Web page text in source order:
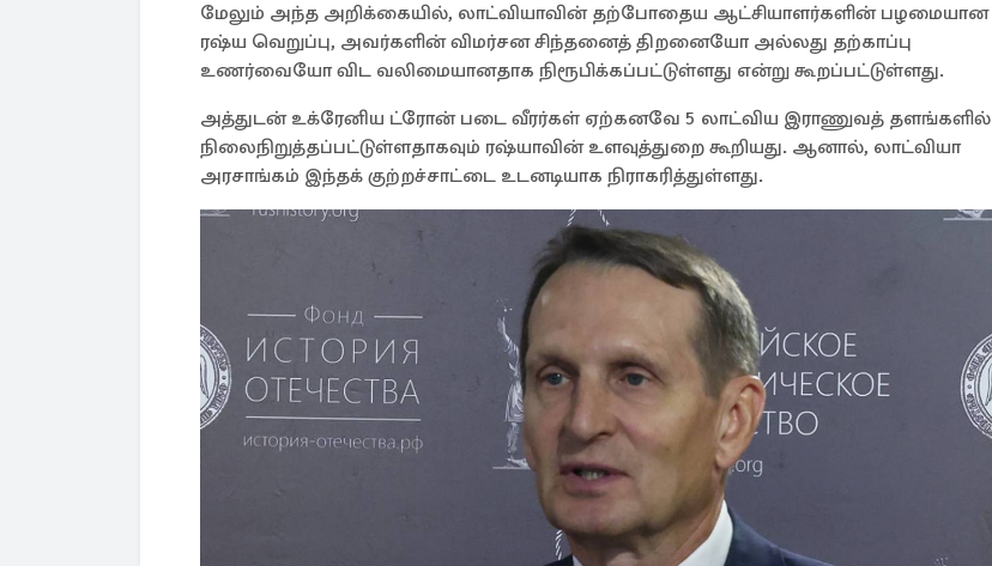
மேலும் அந்த அறிக்கையில், லாட்வியாவின் தற்போதைய ஆட்சியாளர்களின் பழமையான
ரஷ்ய வெறுப்பு, அவர்களின் விமர்சன சிந்தனைத் திறனையோ அல்லது தற்காப்பு
உணர்வையோ விட வலிமையானதாக நிரூபிக்கப்பட்டுள்ளது என்று கூறப்பட்டுள்ளது.
அத்துடன் உக்ரேனிய ட்ரோன் படை வீரர்கள் ஏற்கனவே 5 லாட்விய இராணுவத் தளங்களில்
நிலைநிறுத்தப்பட்டுள்ளதாகவும் ரஷ்யாவின் உளவுத்துறை கூறியது. ஆனால், லாட்வியா
அரசாங்கம் இந்தக் குற்றச்சாட்டை உடனடியாக நிராகரித்துள்ளது.